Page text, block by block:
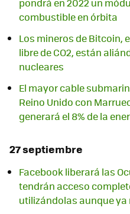
combustible en órbita
Los mineros de Bitcoin,
libre de CO2, están
nucleares
El mayor cable
Reino Unido con
generará el 8% de la
27 septiembre
Facebook liberará las
tendrán acceso
utilizándolas aunque